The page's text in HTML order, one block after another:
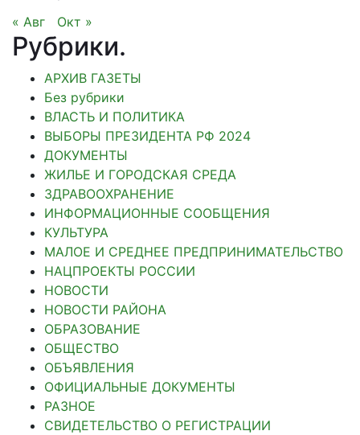
« Авг Окт »
Рубрики.
АРХИВ ГАЗЕТЫ
Без рубрики
ВЛАСТЬ И ПОЛИТИКА
ВЫБОРЫ ПРЕЗИДЕНТА РФ 2024
ДОКУМЕНТЫ
ЖИЛЬЕ И ГОРОДСКАЯ СРЕДА
ЗДРАВООХРАНЕНИЕ
ИНФОРМАЦИОННЫЕ СООБЩЕНИЯ
КУЛЬТУРА
МАЛОЕ И СРЕДНЕЕ ПРЕДПРИНИМАТЕЛЬСТВО
НАЦПРОЕКТЫ РОССИИ
НОВОСТИ
НОВОСТИ РАЙОНА
ОБРАЗОВАНИЕ
ОБЩЕСТВО
ОБЪЯВЛЕНИЯ
ОФИЦИАЛЬНЫЕ ДОКУМЕНТЫ
РАЗНОЕ
СВИДЕТЕЛЬСТВО О РЕГИСТРАЦИИ